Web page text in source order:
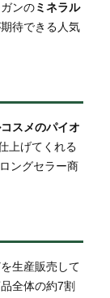
ンのミネラル
待できる人気
スメのパイオ
上げてくれる
ングセラー商
生産販売して
全体の約7割